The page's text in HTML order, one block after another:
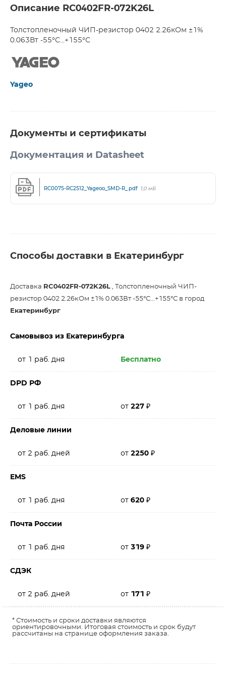
Описание RC0402FR-072K26L
Толстопленочный ЧИП-резистор 0402 2.26кОм ±1%
0.063Вт -55°С...+155°С
Yageo
Документы и сертификаты
Документация и Datasheet
RC0075-RC2512_Yageoo_SMD-R_.pdf 1,0 мБ
Способы доставки в Екатеринбург
Доставка RC0402FR-072K26L , Толстопленочный ЧИП-
резистор 0402 2.26кОм ±1% 0.063Вт -55°С...+155°С в город
Екатеринбург
Самовывоз из Екатеринбурга
от 1 раб. дня Бесплатно
DPD РФ
от 1 раб. дня от 227 ₽
Деловые линии
от 2 раб. дней от 2250 ₽
EMS
от 1 раб. дня от 620 ₽
Почта России
от 1 раб. дня от 319 ₽
СДЭК
от 2 раб. дней от 171 ₽
* Стоимость и сроки доставки являются
ориентировочными. Итоговая стоимость и срок будут
рассчитаны на странице оформления заказа.